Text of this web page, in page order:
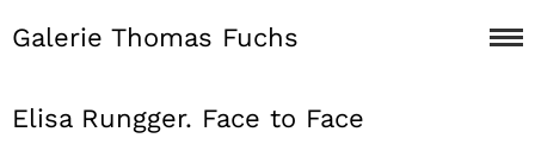
Galerie Thomas Fuchs
Elisa Rungger. Face to Face